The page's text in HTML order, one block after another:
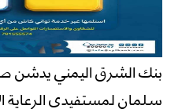
بنك الشرق اليمني يدشن
سلمان لمستفيدي الرعاية